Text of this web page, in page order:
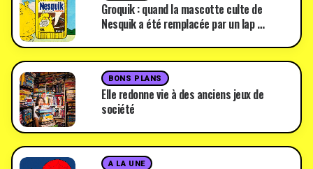
Groquik : quand la mascotte culte de
Nesquik a été remplacée par un lap …
BONS PLANS
Elle redonne vie à des anciens jeux de
société
A LA UNE